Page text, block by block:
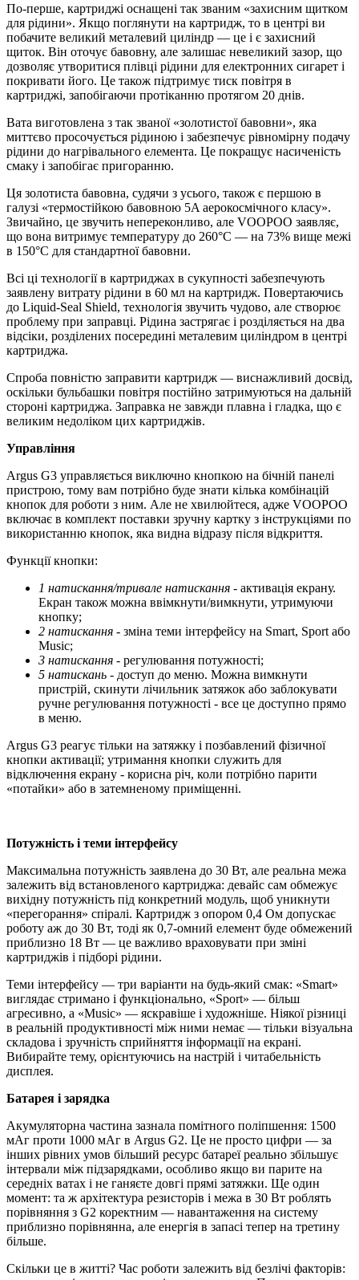
По-перше, картриджі оснащені так званим «захисним щитком
для рідини». Якщо поглянути на картридж, то в центрі ви
побачите великий металевий циліндр — це і є захисний
щиток. Він оточує бавовну, але залишає невеликий зазор, що
дозволяє утворитися плівці рідини для електронних сигарет і
покривати його. Це також підтримує тиск повітря в
картриджі, запобігаючи протіканню протягом 20 днів.
Вата виготовлена з так званої «золотистої бавовни», яка
миттєво просочується рідиною і забезпечує рівномірну подачу
рідини до нагрівального елемента. Це покращує насиченість
смаку і запобігає пригоранню.
Ця золотиста бавовна, судячи з усього, також є першою в
галузі «термостійкою бавовною 5A аерокосмічного класу».
Звичайно, це звучить непереконливо, але VOOPOO заявляє,
що вона витримує температуру до 260°C — на 73% вище межі
в 150°C для стандартної бавовни.
Всі ці технології в картриджах в сукупності забезпечують
заявлену витрату рідини в 60 мл на картридж. Повертаючись
до Liquid-Seal Shield, технологія звучить чудово, але створює
проблему при заправці. Рідина застрягає і розділяється на два
відсіки, розділених посередині металевим циліндром в центрі
картриджа.
Спроба повністю заправити картридж — виснажливий досвід,
оскільки бульбашки повітря постійно затримуються на дальній
стороні картриджа. Заправка не завжди плавна і гладка, що є
великим недоліком цих картриджів.
Управління
Argus G3 управляється виключно кнопкою на бічній панелі
пристрою, тому вам потрібно буде знати кілька комбінацій
кнопок для роботи з ним. Але не хвилюйтеся, адже VOOPOO
включає в комплект поставки зручну картку з інструкціями по
використанню кнопок, яка видна відразу після відкриття.
Функції кнопки:
1 натискання/тривале натискання - активація екрану.
Екран також можна ввімкнути/вимкнути, утримуючи
кнопку;
2 натискання - зміна теми інтерфейсу на Smart, Sport або
Music;
3 натискання - регулювання потужності;
5 натискань - доступ до меню. Можна вимкнути
пристрій, скинути лічильник затяжок або заблокувати
ручне регулювання потужності - все це доступно прямо
в меню.
Argus G3 реагує тільки на затяжку і позбавлений фізичної
кнопки активації; утримання кнопки служить для
відключення екрану - корисна річ, коли потрібно парити
«потайки» або в затемненому приміщенні.
Потужність і теми інтерфейсу
Максимальна потужність заявлена до 30 Вт, але реальна межа
залежить від встановленого картриджа: девайс сам обмежує
вихідну потужність під конкретний модуль, щоб уникнути
«перегорання» спіралі. Картридж з опором 0,4 Ом допускає
роботу аж до 30 Вт, тоді як 0,7-омний елемент буде обмежений
приблизно 18 Вт — це важливо враховувати при зміні
картриджів і підборі рідини.
Теми інтерфейсу — три варіанти на будь-який смак: «Smart»
виглядає стримано і функціонально, «Sport» — більш
агресивно, а «Music» — яскравіше і художніше. Ніякої різниці
в реальній продуктивності між ними немає — тільки візуальна
складова і зручність сприйняття інформації на екрані.
Вибирайте тему, орієнтуючись на настрій і читабельність
дисплея.
Батарея і зарядка
Акумуляторна частина зазнала помітного поліпшення: 1500
мАг проти 1000 мАг в Argus G2. Це не просто цифри — за
інших рівних умов більший ресурс батареї реально збільшує
інтервали між підзарядками, особливо якщо ви парите на
середніх ватах і не ганяєте довгі прямі затяжки. Ще один
момент: та ж архітектура резисторів і межа в 30 Вт роблять
порівняння з G2 коректним — навантаження на систему
приблизно порівнянна, але енергія в запасі тепер на третину
більше.
Скільки це в житті? Час роботи залежить від безлічі факторів: